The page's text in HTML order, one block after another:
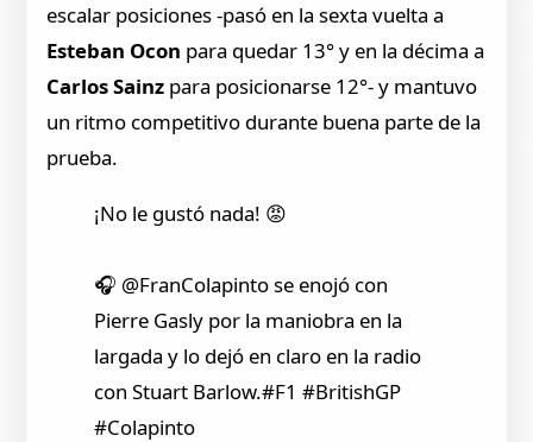
escalar posiciones -pasó en la sexta vuelta a
Esteban Ocon para quedar 13° y en la décima a
Carlos Sainz para posicionarse 12°- y mantuvo
un ritmo competitivo durante buena parte de la
prueba.
¡No le gustó nada! 😡
🎧 @FranColapinto se enojó con
Pierre Gasly por la maniobra en la
largada y lo dejó en claro en la radio
con Stuart Barlow.#F1 #BritishGP
#Colapinto